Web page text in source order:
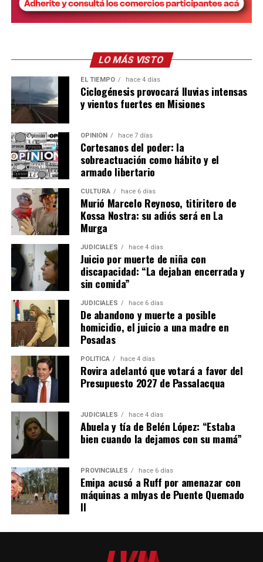
LO MÁS VISTO
EL TIEMPO hace 4 días
Ciclogénesis provocará lluvias intensas
y vientos fuertes en Misiones
OPINIÓN hace 7 días
Cortesanos del poder: la
sobreactuación como hábito y el
armado libertario
CULTURA hace 6 días
Murió Marcelo Reynoso, titiritero de
Kossa Nostra: su adiós será en La
Murga
JUDICIALES hace 4 días
Juicio por muerte de niña con
discapacidad: “La dejaban encerrada y
sin comida”
JUDICIALES hace 6 días
De abandono y muerte a posible
homicidio, el juicio a una madre en
Posadas
POLÍTICA hace 4 días
Rovira adelantó que votará a favor del
Presupuesto 2027 de Passalacqua
JUDICIALES hace 4 días
Abuela y tía de Belén López: “Estaba
bien cuando la dejamos con su mamá”
PROVINCIALES hace 6 días
Emipa acusó a Ruff por amenazar con
máquinas a mbyas de Puente Quemado
II